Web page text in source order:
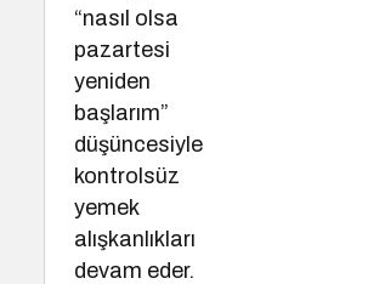
“nasıl olsa
pazartesi
yeniden
başlarım”
düşüncesiyle
kontrolsüz
yemek
alışkanlıkları
devam eder.